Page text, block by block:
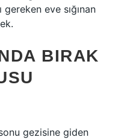
gereken eve sığınan
BIRAK
gezisine giden